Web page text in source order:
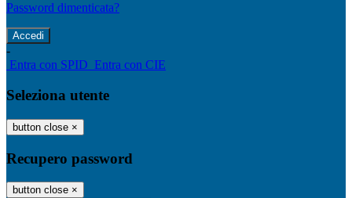
Password dimenticata?
-
Entra con SPID Entra con CIE
Seleziona utente
button close ×
Recupero password
button close ×